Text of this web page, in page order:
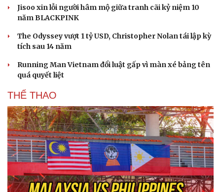
Cải chính
Jisoo xin lỗi người hâm mộ giữa tranh cãi kỷ niệm 10
năm BLACKPINK
The Odyssey vượt 1 tỷ USD, Christopher Nolan tái lập kỳ
tích sau 14 năm
Running Man Vietnam đổi luật gấp vì màn xé bảng tên
quá quyết liệt
THỂ THAO